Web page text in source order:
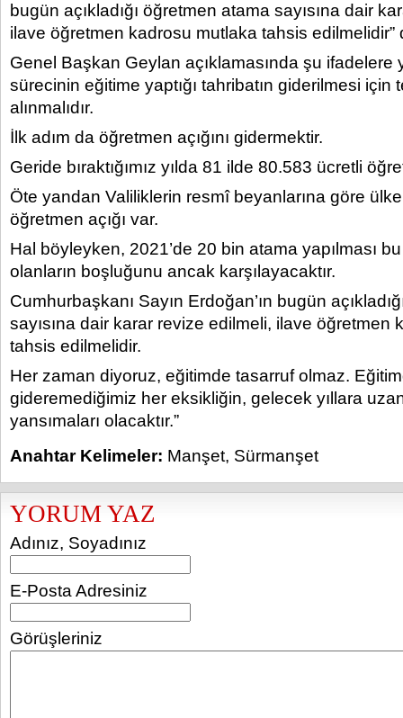
bugün açıkladığı öğretmen atama sayısına dair
ilave öğretmen kadrosu mutlaka tahsis edilmelidir”
Genel Başkan Geylan açıklamasında şu ifadelere
sürecinin eğitime yaptığı tahribatın giderilmesi için
alınmalıdır.
İlk adım da öğretmen açığını gidermektir.
Geride bıraktığımız yılda 81 ilde 80.583 ücretli
Öte yandan Valiliklerin resmî beyanlarına göre
öğretmen açığı var.
Hal böyleyken, 2021’de 20 bin atama yapılması
olanların boşluğunu ancak karşılayacaktır.
Cumhurbaşkanı Sayın Erdoğan’ın bugün
sayısına dair karar revize edilmeli, ilave öğretmen
tahsis edilmelidir.
Her zaman diyoruz, eğitimde tasarruf olmaz.
gideremediğimiz her eksikliğin, gelecek yıllara
yansımaları olacaktır.”
Anahtar Kelimeler: Manşet, Sürmanşet
YORUM YAZ
Adınız, Soyadınız
E-Posta Adresiniz
Görüşleriniz